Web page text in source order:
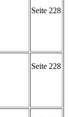
Seite 228
Seite 228